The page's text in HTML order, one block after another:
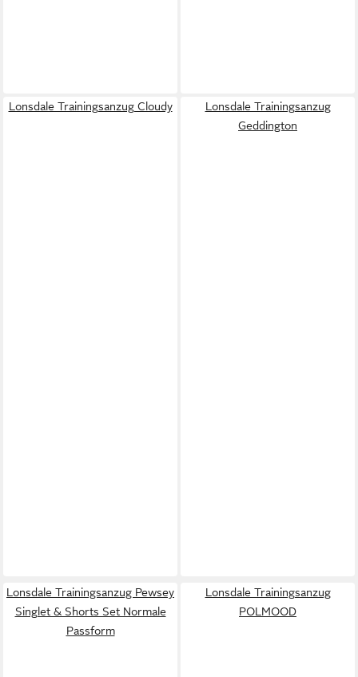
Lonsdale Trainingsanzug Cloudy
Lonsdale Trainingsanzug
Geddington
Lonsdale Trainingsanzug Pewsey
Singlet & Shorts Set Normale
Passform
Lonsdale Trainingsanzug
POLMOOD